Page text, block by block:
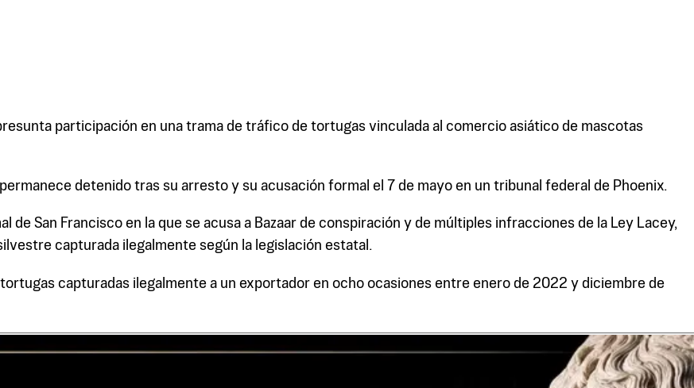
participación en una trama de tráfico de tortugas vinculada al comercio asiático de mascotas
detenido tras su arresto y su acusación formal el 7 de mayo en un tribunal federal de Phoenix.
San Francisco en la que se acusa a Bazaar de conspiración y de múltiples infracciones de la Ley Lacey,
capturada ilegalmente según la legislación estatal.
capturadas ilegalmente a un exportador en ocho ocasiones entre enero de 2022 y diciembre de